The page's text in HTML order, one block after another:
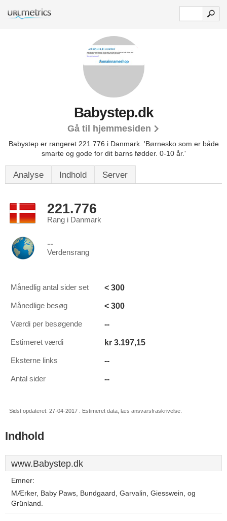
Babystep.dk
Gå til hjemmesiden
Babystep er rangeret 221.776 i Danmark. 'Børnesko som er både
smarte og gode for dit barns fødder. 0-10 år.'
Analyse Indhold Server
221.776
Rang i Danmark
--
Verdensrang
Månedlig antal sider set < 300
Månedlige besøg < 300
Værdi per besøgende --
Estimeret værdi kr 3.197,15
Eksterne links --
Antal sider --
Sidst opdateret: 27-04-2017 . Estimeret data, læs ansvarsfraskrivelse.
Indhold
www.Babystep.dk
Emner:
MÆrker, Baby Paws, Bundgaard, Garvalin, Giesswein, og
Grünland.